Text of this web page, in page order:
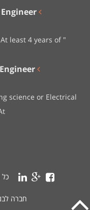
–…
" B.Sc. in Electrical Engineering " At least 4 years of…
science or Electrical
כל
חברה